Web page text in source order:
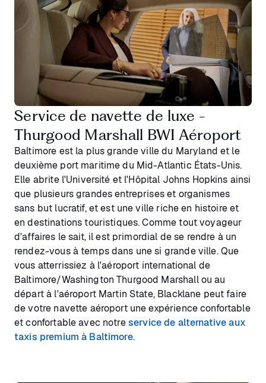
Service de navette de luxe -
Thurgood Marshall BWI Aéroport
Baltimore est la plus grande ville du Maryland et le
deuxième port maritime du Mid-Atlantic États-Unis.
Elle abrite l'Université et l'Hôpital Johns Hopkins ainsi
que plusieurs grandes entreprises et organismes
sans but lucratif, et est une ville riche en histoire et
en destinations touristiques. Comme tout voyageur
d'affaires le sait, il est primordial de se rendre à un
rendez-vous à temps dans une si grande ville. Que
vous atterrissiez à l'aéroport international de
Baltimore/Washington Thurgood Marshall ou au
départ à l'aéroport Martin State, Blacklane peut faire
de votre navette aéroport une expérience confortable
et confortable avec notreservice de alternative aux
taxis premium à Baltimore.